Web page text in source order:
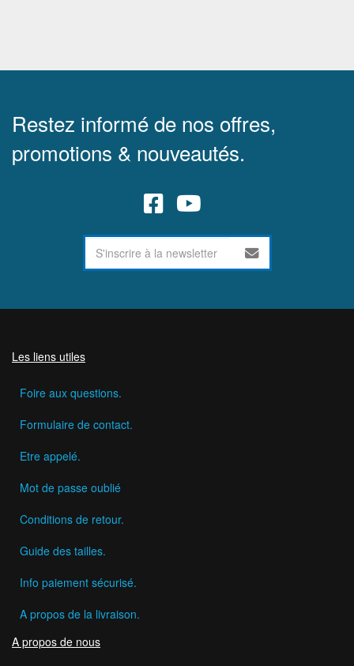
Restez informé de nos offres,
promotions & nouveautés.
Les liens utiles
Foire aux questions.
Formulaire de contact.
Etre appelé.
Mot de passe oublié
Conditions de retour.
Guide des tailles.
Info paiement sécurisé.
A propos de la livraison.
A propos de nous